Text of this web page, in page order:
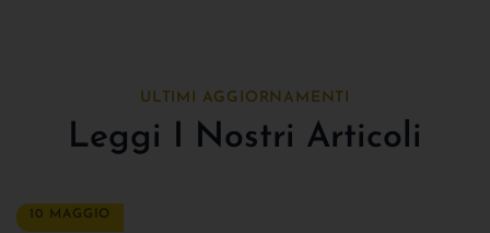
ULTIMI AGGIORNAMENTI
Leggi I Nostri Articoli
10 MAGGIO